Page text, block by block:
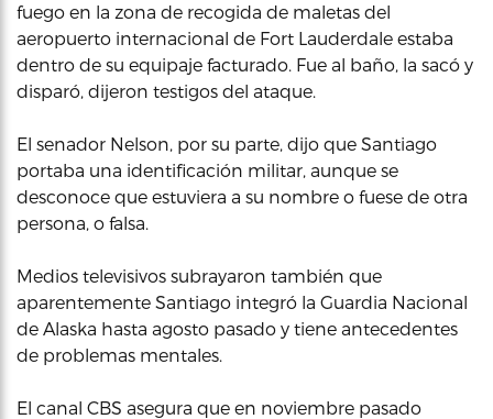
fuego en la zona de recogida de maletas del
aeropuerto internacional de Fort Lauderdale estaba
dentro de su equipaje facturado. Fue al baño, la sacó y
disparó, dijeron testigos del ataque.
El senador Nelson, por su parte, dijo que Santiago
portaba una identificación militar, aunque se
desconoce que estuviera a su nombre o fuese de otra
persona, o falsa.
Medios televisivos subrayaron también que
aparentemente Santiago integró la Guardia Nacional
de Alaska hasta agosto pasado y tiene antecedentes
de problemas mentales.
El canal CBS asegura que en noviembre pasado